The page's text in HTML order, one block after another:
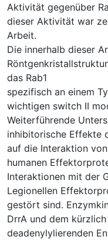
Aktivität gegenüber
dieser Aktivität war
Arbeit.
Die innerhalb dieser
das Rab1
spezifisch an einem
wichtigen switch II
Weiterführende
inhibitorische Effekte
auf die Interaktion
humanen
Interaktionen mit der
Legionellen
gestört sind.
DrrA und dem
deadenylylierenden